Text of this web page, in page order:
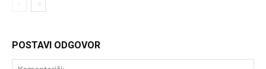
POSTAVI ODGOVOR